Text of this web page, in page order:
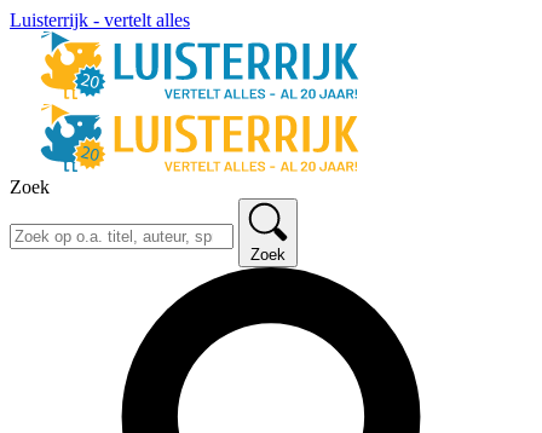
Luisterrijk - vertelt alles
Zoek
Zoek